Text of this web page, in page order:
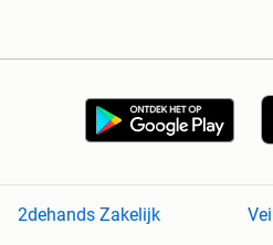
2dehands Zakelijk